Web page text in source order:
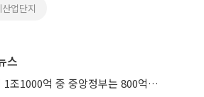
업단지
스
추미애 "소방인건비 1조1000억 중 중앙정부는 800억뿐"